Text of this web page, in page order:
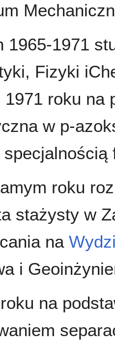
1965-1971
Fizyki
roku na
w p-
roku
stażysty w
na
i
na